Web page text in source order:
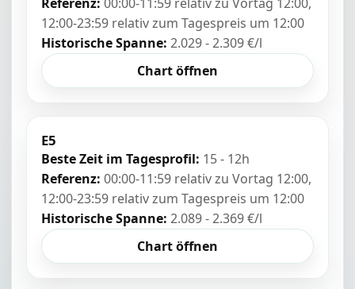
12:00-23:59 relativ zum Tagespreis um 12:00
Historische Spanne: 2.029 - 2.309 €/l
Chart öffnen
E5
Beste Zeit im Tagesprofil: 15 - 12h
Referenz: 00:00-11:59 relativ zu Vortag 12:00,
12:00-23:59 relativ zum Tagespreis um 12:00
Historische Spanne: 2.089 - 2.369 €/l
Chart öffnen